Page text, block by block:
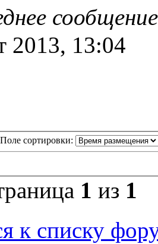
2013, 13:04
Поле сортировки:
1 из 1
к списку